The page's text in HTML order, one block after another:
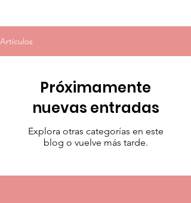
Artículos
Próximamente
nuevas entradas
Explora otras categorías en este
blog o vuelve más tarde.